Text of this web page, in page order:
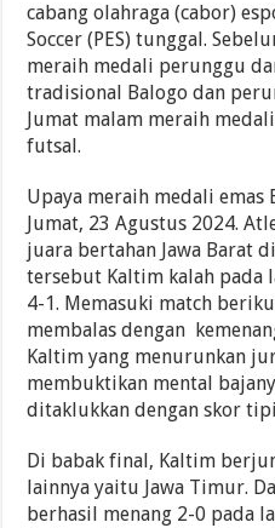
cabang olahraga (cabor)
Soccer (PES) tunggal.
meraih medali perunggu
tradisional Balogo dan
Jumat malam meraih
futsal.
Upaya meraih medali
Jumat, 23 Agustus 2024.
juara bertahan Jawa Barat
tersebut Kaltim kalah pada
4-1. Memasuki match
membalas dengan
Kaltim yang menurunkan
membuktikan mental
ditaklukkan dengan skor
Di babak final, Kaltim
lainnya yaitu Jawa Timur.
berhasil menang 2-0 pada